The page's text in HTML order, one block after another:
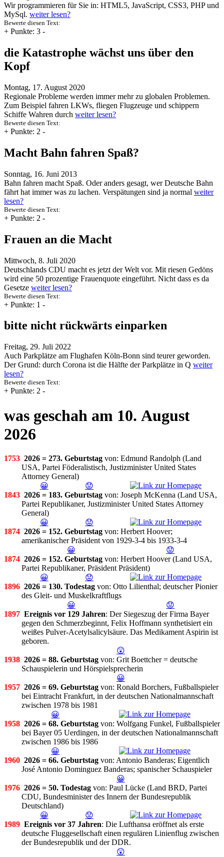
Wir programmieren für Sie in: HTML5, JavaScript, CSS3, PHP und
MySql. weiter lesen?
Bewerte diesen Text:
+ Punkte: 3 -
die Katastrophe wächst uns über den
Kopf
Montag, 17. August 2020
Regionale Probleme werden immer mehr zu globalen Problemen.
Zum Beispiel fahren LKWs, fliegen Flugzeuge und schippern
Schiffe Wahren durch weiter lesen?
Bewerte diesen Text:
+ Punkte: 2 -
Macht Bahn fahren Spaß?
Sonntag, 16. Juni 2013
Bahn fahren macht Spaß. Oder anders gesagt, wer Deutsche Bahn
fährt hat immer was zu lachen. Verspätungen sind ja normal weiter
lesen?
Bewerte diesen Text:
+ Punkte: 2 -
Frauen an die Macht
Mittwoch, 8. Juli 2020
Deutschlands CDU macht es jetzt der Welt vor. Mit riesen Gedöns
wird eine 50 prozentige Frauenquote eingeführt. Nicht dass es da
Gesetze weiter lesen?
Bewerte diesen Text:
+ Punkte: 1 -
bitte nicht rückwärts einparken
Freitag, 29. Juli 2022
Auch Parkplätze am Flughafen Köln-Bonn sind teurer geworden.
Der Grund: durch Corona ist die Hälfte der Parkplätze in Q weiter
lesen?
Bewerte diesen Text:
+ Punkte: 2 -
was geschah am 10. August
2026
1753 2026 = 273. Geburtstag von: Edmund Randolph (Land
USA, Partei Föderalistisch, Justizminister United States
Attorney General)
😀
😟
1843 2026 = 183. Geburtstag von: Joseph McKenna (Land USA,
Partei Republikaner, Justizminister United States Attorney
General)
😀
😟
1874 2026 = 152. Geburtstag von: Herbert Hoover;
amerikanischer Präsident von 1929-3-4 bis 1933-3-4
😀
😟
1874 2026 = 152. Geburtstag von: Herbert Hoover (Land USA,
Partei Republikaner, Präsident Präsident)
😀
😟
1896 2026 = 130. Todestag von: Otto Lilienthal; deutscher Pionier
des Gleit- und Muskelkraftflugs
😀
😟
1897 Ereignis vor 129 Jahren: Der Siegeszug der Firma Bayer
gegen den Schmerzbeginnt, Felix Hoffmann synthetisiert ein
weißes Pulver-Acetylsalicylsäure. Das Medikament Aspirin ist
geboren.
😲
1938 2026 = 88. Geburtstag von: Grit Boettcher = deutsche
Schauspielerin und Hörspielsprecherin
😀
1957 2026 = 69. Geburtstag von: Ronald Borchers, Fußballspieler
bei Eintracht Frankfurt, in der deutschen Nationalmannschaft
zwischen 1978 bis 1981
😀
1958 2026 = 68. Geburtstag von: Wolfgang Funkel, Fußballspieler
bei Bayer 05 Uerdingen, in der deutschen Nationalmannschaft
zwischen 1986 bis 1986
😀
1960 2026 = 66. Geburtstag von: Antonio Banderas; Eigentlich
José Antonio Dominguez Banderas; spanischer Schauspieler
😀
1976 2026 = 50. Todestag von: Paul Lücke (Land BRD, Partei
CDU, Bundesminister des Innern der Bundesrepublik
Deutschland)
😀
😟
1989 Ereignis vor 37 Jahren: Die Lufthansa eröffnet als erste
deutsche Fluggesellschaft einen regulären Linienflug zwischen
der Bundesrepublik und der DDR.
😲